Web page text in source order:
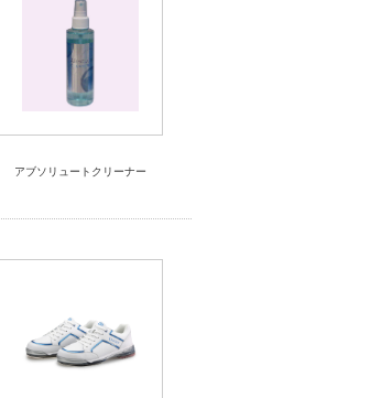
アブソリュートクリーナー